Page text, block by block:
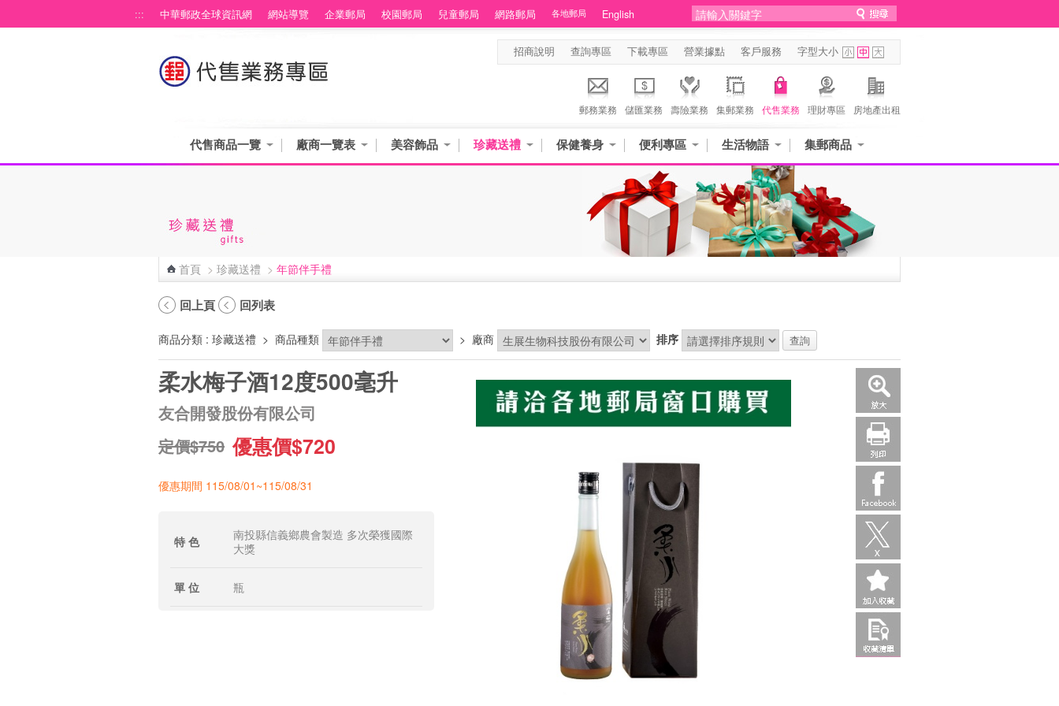
::: 中華郵政全球資訊網 網站導覽 企業郵局 校園郵局 兒童郵局 網路郵局 各地郵局 English
招商說明 查詢專區 下載專區 營業據點 客戶服務 字型大小
郵務業務 儲匯業務 壽險業務 集郵業務 代售業務 理財專區 房地產出租
代售商品一覽 廠商一覽表 美容飾品 珍藏送禮 保健養身 便利專區 生活物語 集郵商品
首頁 > 珍藏送禮 > 年節伴手禮
回上頁 回列表
商品分類 : 珍藏送禮 > 商品種類 > 廠商 排序
柔水梅子酒12度500毫升
友合開發股份有限公司
定價$750 優惠價$720
優惠期間 115/08/01~115/08/31
特 色
南投縣信義鄉農會製造 多次榮獲國際
大獎
單 位 瓶